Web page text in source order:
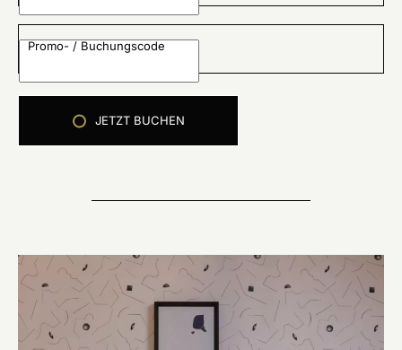
Promo- / Buchungscode
JETZT BUCHEN